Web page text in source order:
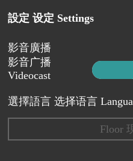
設定 设定 Settings
影音廣播
影音广播
Videocast
選擇語言 选择语言
Floor